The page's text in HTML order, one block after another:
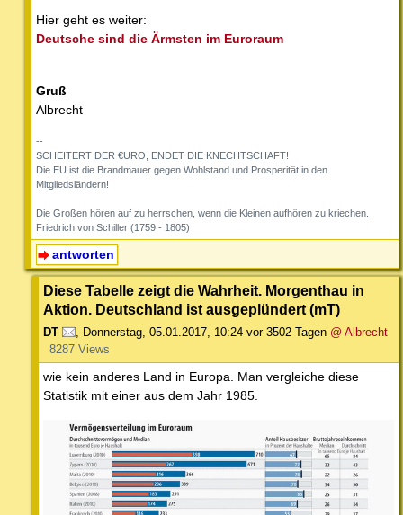
Hier geht es weiter:
Deutsche sind die Ärmsten im Euroraum
Gruß
Albrecht
--
SCHEITERT DER €URO, ENDET DIE KNECHTSCHAFT!
Die EU ist die Brandmauer gegen Wohlstand und Prosperität in den
Mitgliedsländern!
Die Großen hören auf zu herrschen, wenn die Kleinen aufhören zu kriechen.
Friedrich von Schiller (1759 - 1805)
antworten
Diese Tabelle zeigt die Wahrheit. Morgenthau in
Aktion. Deutschland ist ausgeplündert (mT)
DT Donnerstag, 05.01.2017, 10:24 vor 3502 Tagen @ Albrecht
8287 Views
wie kein anderes Land in Europa. Man vergleiche diese
Statistik mit einer aus dem Jahr 1985.